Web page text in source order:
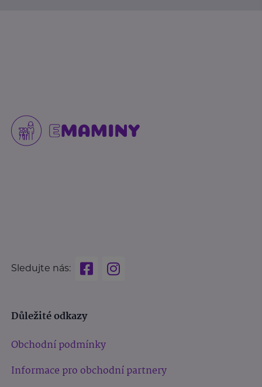
Sledujte nás:
Důležité odkazy
Obchodní podmínky
Informace pro obchodní partnery